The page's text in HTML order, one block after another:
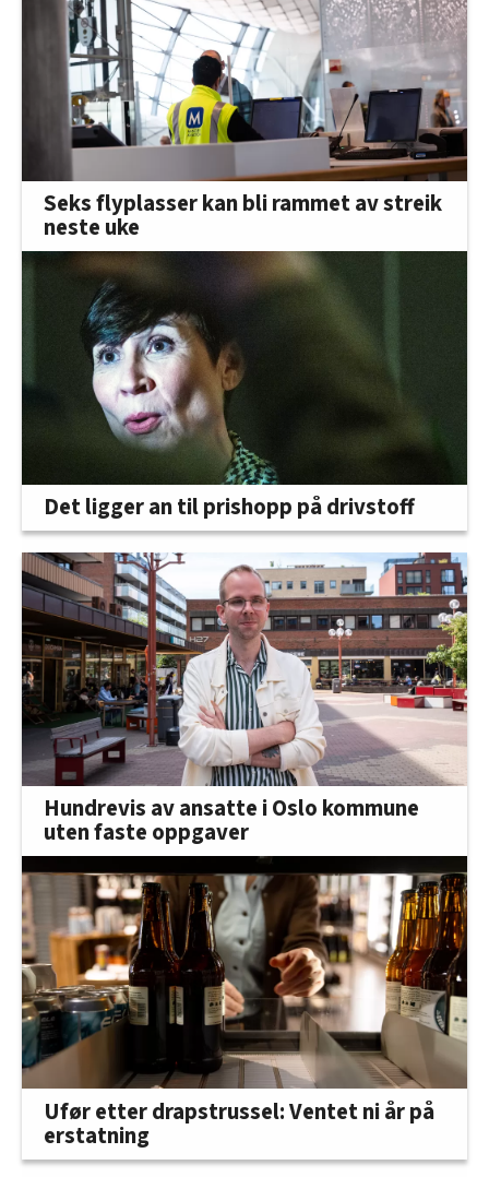
Seks flyplasser kan bli rammet av streik
neste uke
Det ligger an til prishopp på drivstoff
Hundrevis av ansatte i Oslo kommune
uten faste oppgaver
Ufør etter drapstrussel: Ventet ni år på
erstatning